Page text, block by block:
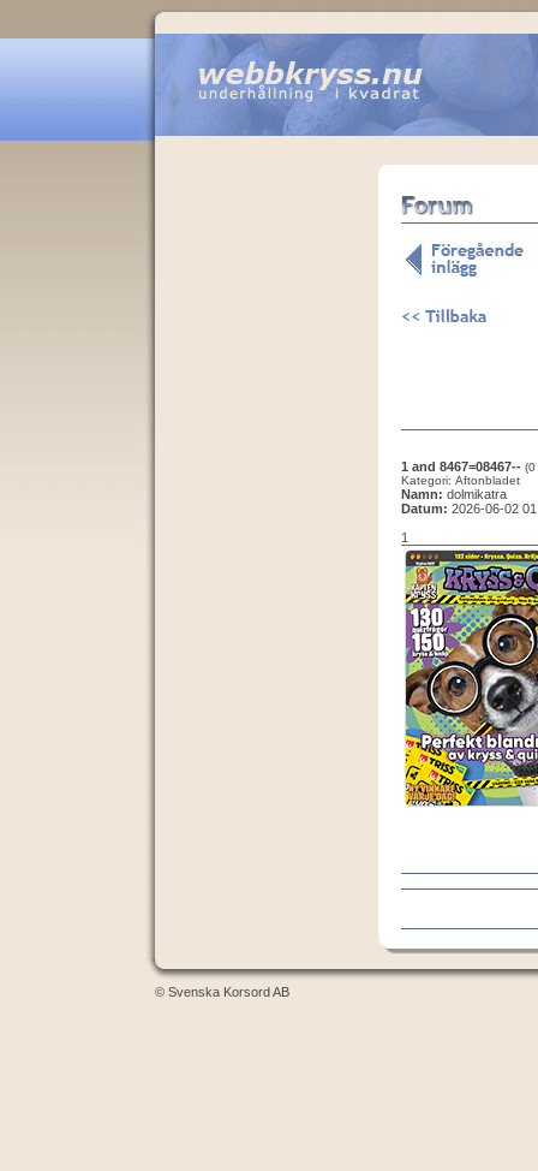
1 and 8467=08467-- (0
Kategori: Aftonbladet
Namn: dolmikatra
Datum: 2026-06-02
1
© Svenska Korsord AB